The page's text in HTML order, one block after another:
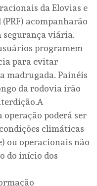
da Elovias e
acompanharão
viária.
programem
para evitar
madrugada. Painéis
da rodovia irão
operação poderá ser
climáticas
ou operacionais não
do início dos